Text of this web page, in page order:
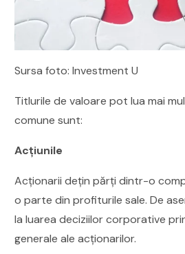
Sursa foto: Investment U
Titlurile de valoare pot lua mai
comune sunt:
Acțiunile
Acționarii dețin părți dintr-o
o parte din profiturile sale. De
la luarea deciziilor corporative
generale ale acționarilor.